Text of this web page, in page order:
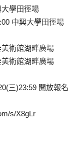
大學田徑場
中興大學田徑場
美術館湖畔廣場
美術館湖畔廣場
三)23:59 開放報名
s/X8gLr